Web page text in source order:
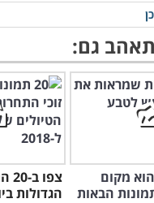
תאהב גם:
מקום
הבאות
הגדולות